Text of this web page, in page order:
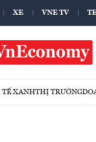
XE VNE TV
XANHTHỊ TRƯỜNG